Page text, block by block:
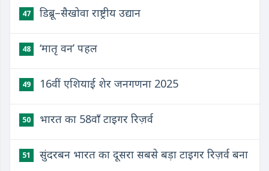
47 डिब्रू–सैखोवा राष्ट्रीय उद्यान
48 ‘मातृ वन’ पहल
49 16वीं एशियाई शेर जनगणना 2025
50 भारत का 58वाँ टाइगर रिज़र्व
51 सुंदरबन भारत का दूसरा सबसे बड़ा टाइगर रिज़र्व बना